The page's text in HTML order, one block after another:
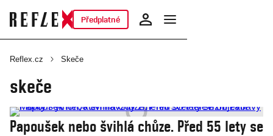
Předplatné
Reflex.cz Skeče
skeče
Papoušek nebo švihlá chůze. Před 55 lety se